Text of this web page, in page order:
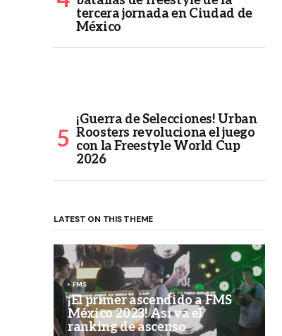
tercera jornada en Ciudad de
México
¡Guerra de Selecciones! Urban
Roosters revoluciona el juego
con la Freestyle World Cup
2026
LATEST ON THIS THEME
FMS
¡El primer ascendido a FMS
México 2023! Así va el
ranking de ascenso